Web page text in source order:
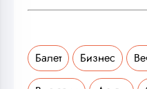
Балет Бизнес